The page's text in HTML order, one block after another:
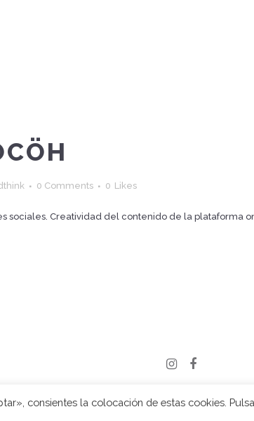
0 Comments 0 Likes
sociales. Creatividad del contenido de la plataforma
Think | Todos los derechos reservados| Aviso legal |
consientes la colocación de estas cookies.